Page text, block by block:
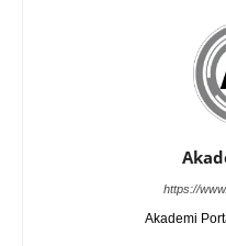
https://
Akademi